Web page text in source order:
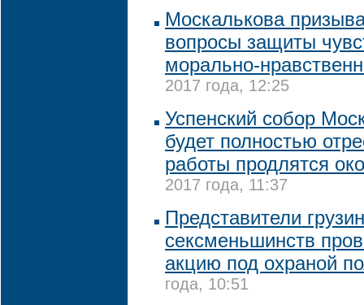
Москалькова
вопросы защиты
морально-
2017 года, 12:25
Успенский собор
будет полностью
работы продлятся
2017 года, 11:37
Представители
сексменьшинств
акцию под охраной
года, 10:51